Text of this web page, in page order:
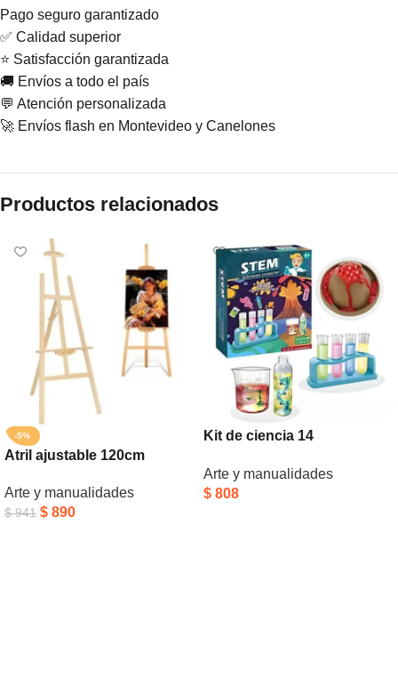
Pago seguro garantizado
✅ Calidad superior
⭐ Satisfacción garantizada
🚚 Envíos a todo el país
💬 Atención personalizada
🚀 Envíos flash en Montevideo y Canelones
Productos relacionados
-5%
Atril ajustable 120cm
Arte y manualidades
$941 $ 890
Kit de ciencia 14
Arte y manualidades
$ 808